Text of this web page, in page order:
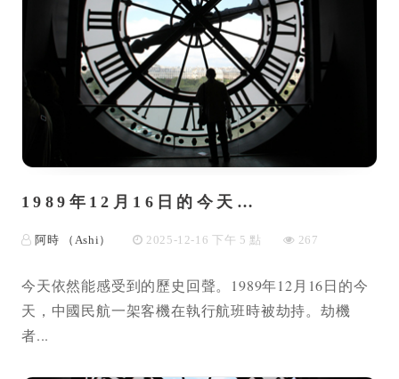
1989年12月16日的今天…
阿時 （Ashi） 2025-12-16 下午 5 點 267
今天依然能感受到的歷史回聲。1989年12月16日的今
天，中國民航一架客機在執行航班時被劫持。劫機
者...